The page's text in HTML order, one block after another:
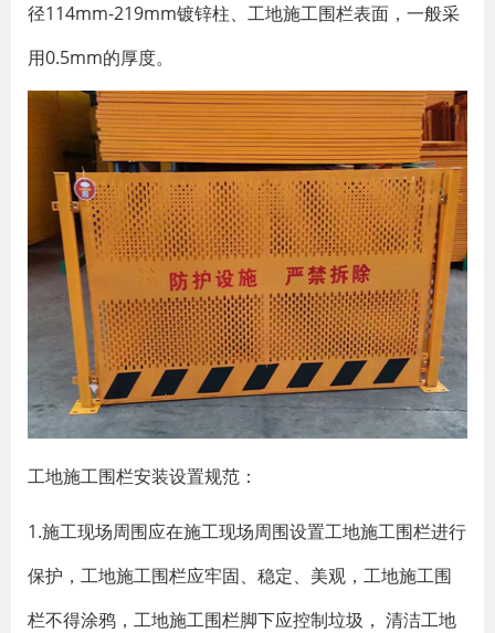
径114mm-219mm镀锌柱、工地施工围栏表面，一般采
用0.5mm的厚度。
工地施工围栏安装设置规范：
1.施工现场周围应在施工现场周围设置工地施工围栏进行
保护，工地施工围栏应牢固、稳定、美观，工地施工围
栏不得涂鸦，工地施工围栏脚下应控制垃圾， 清洁工地